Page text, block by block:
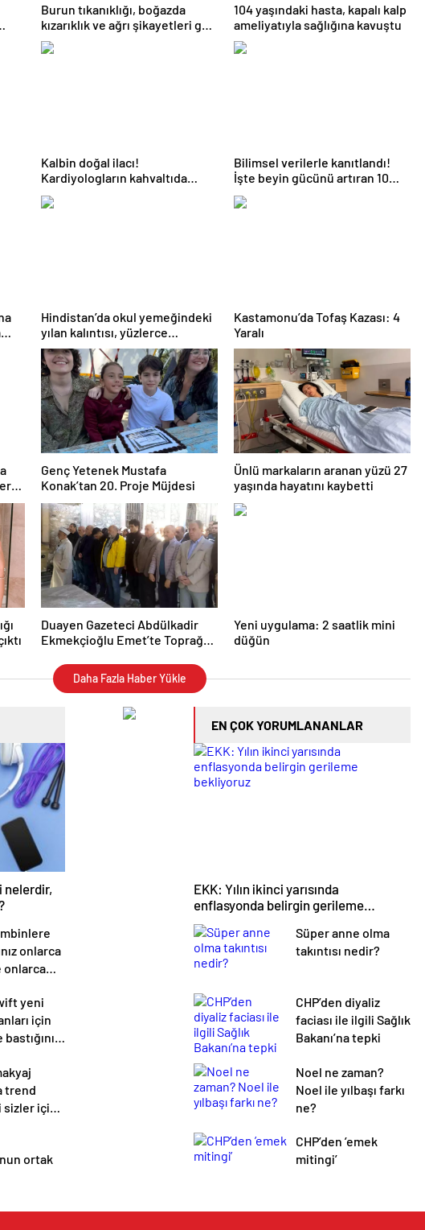
Burun tıkanıklığı, boğazda
kızarıklık ve ağrı şikayetleri göz
ardı edilmemeli! Burun
tıkanıklığının nedenleri… Tat
104 yaşındaki hasta, kapalı kalp
ameliyatıyla sağlığına kavuştu
Kalbin doğal ilacı!
Kardiyologların kahvaltıda
tüketilmesini önerdiği 5 besin
Bilimsel verilerle kanıtlandı!
İşte beyin gücünü artıran 10
besin!
Hindistan’da okul yemeğindeki
yılan kalıntısı, yüzlerce
öğrenciyi zehirledi
Kastamonu’da Tofaş Kazası: 4
Yaralı
Genç Yetenek Mustafa
Konak’tan 20. Proje Müjdesi
Ünlü markaların aranan yüzü 27
yaşında hayatını kaybetti
Duayen Gazeteci Abdülkadir
Ekmekçioğlu Emet’te Toprağa
Yeni uygulama: 2 saatlik mini
düğün
Daha Fazla Haber Yükle
nelerdir,
onlarca
onlarca
yeni
için
trend
için
ortak
EN ÇOK YORUMLANANLAR
EKK: Yılın ikinci yarısında
enflasyonda belirgin gerileme
bekliyoruz
Süper anne olma
takıntısı nedir?
CHP’den diyaliz
faciası ile ilgili Sağlık
Bakanı’na tepki
Noel ne zaman?
Noel ile yılbaşı farkı
ne?
CHP’den ’emek
mitingi’